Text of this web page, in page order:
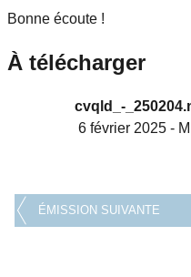
Bonne écoute !
À télécharger
cvqld_-
6 février 2025 -
ÉMISSION SUIVANTE